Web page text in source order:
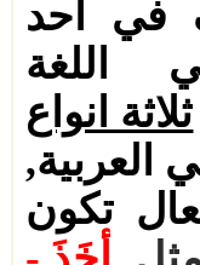
في احد
اللغة
ثلاثة انواع
العربية,
تكون